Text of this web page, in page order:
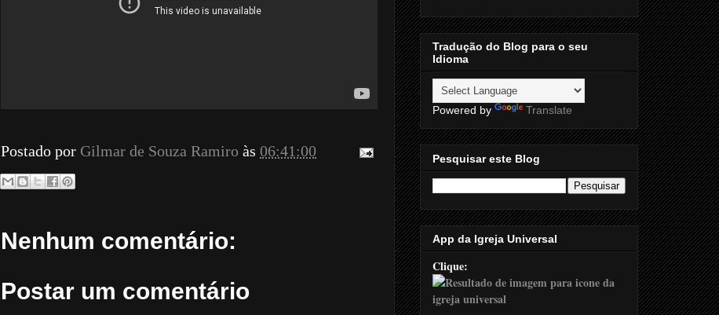
Postado por Gilmar de Souza Ramiro às 06:41:00
Nenhum comentário:
Postar um comentário
Tradução do Blog para o seu
Idioma
Powered by Translate
Pesquisar este Blog
App da Igreja Universal
Clique: